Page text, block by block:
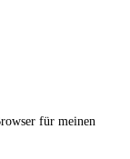
für meinen